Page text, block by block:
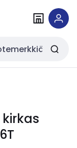
kirkas